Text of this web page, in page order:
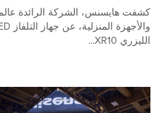
كشفت هايسنس، الشركة الرائدة
الليزري XR10...